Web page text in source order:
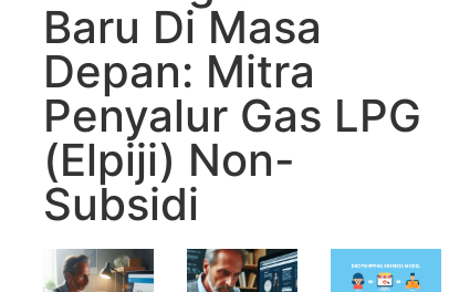
Baru Di Masa
Depan: Mitra
Penyalur Gas LPG
(Elpiji) Non-
Subsidi